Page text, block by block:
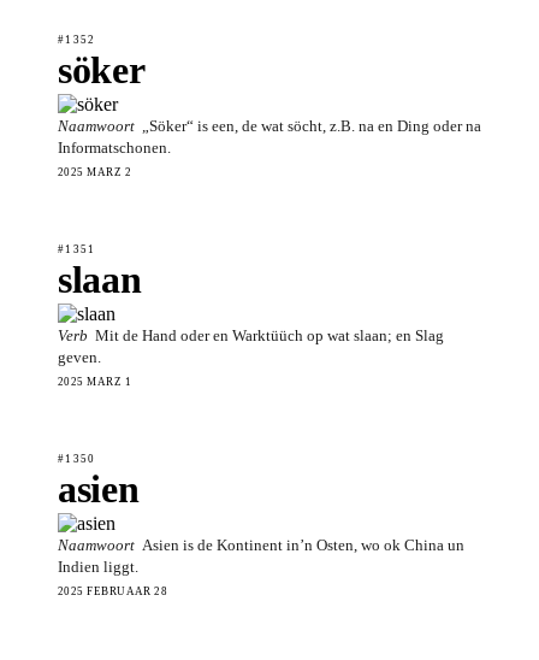
#1352
söker
Naamwoort
„Söker“ is een, de wat söcht, z.B. na en Ding oder na
Informatschonen.
2025 MÄRZ 2
#1351
slaan
Verb Mit de Hand oder en Warktüüch op wat slaan; en Slag
geven.
2025 MÄRZ 1
#1350
asien
Naamwoort Asien is de Kontinent in’n Osten, wo ok China un
Indien liggt.
2025 FEBRUAAR 28